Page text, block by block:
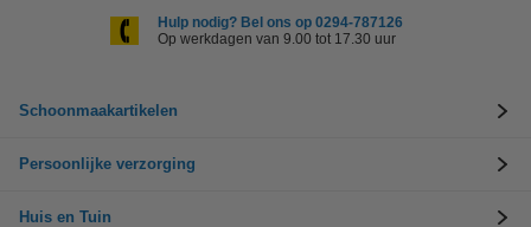
Hulp nodig? Bel ons op 0294-787126
Op werkdagen van 9.00 tot 17.30 uur
Schoonmaakartikelen
Persoonlijke verzorging
Huis en Tuin